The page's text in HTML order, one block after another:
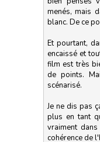
menés, mais
blanc. De ce
Et pourtant,
encaissé et
film est très
de points.
scénarisé.
Je ne dis pas
plus en tant
vraiment
cohérence de